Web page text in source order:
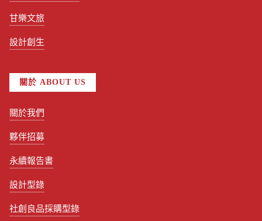
甘樂文旅
設計創生
關於 ABOUT US
關於我們
夥伴招募
永續報告書
設計型錄
社創良品採購型錄